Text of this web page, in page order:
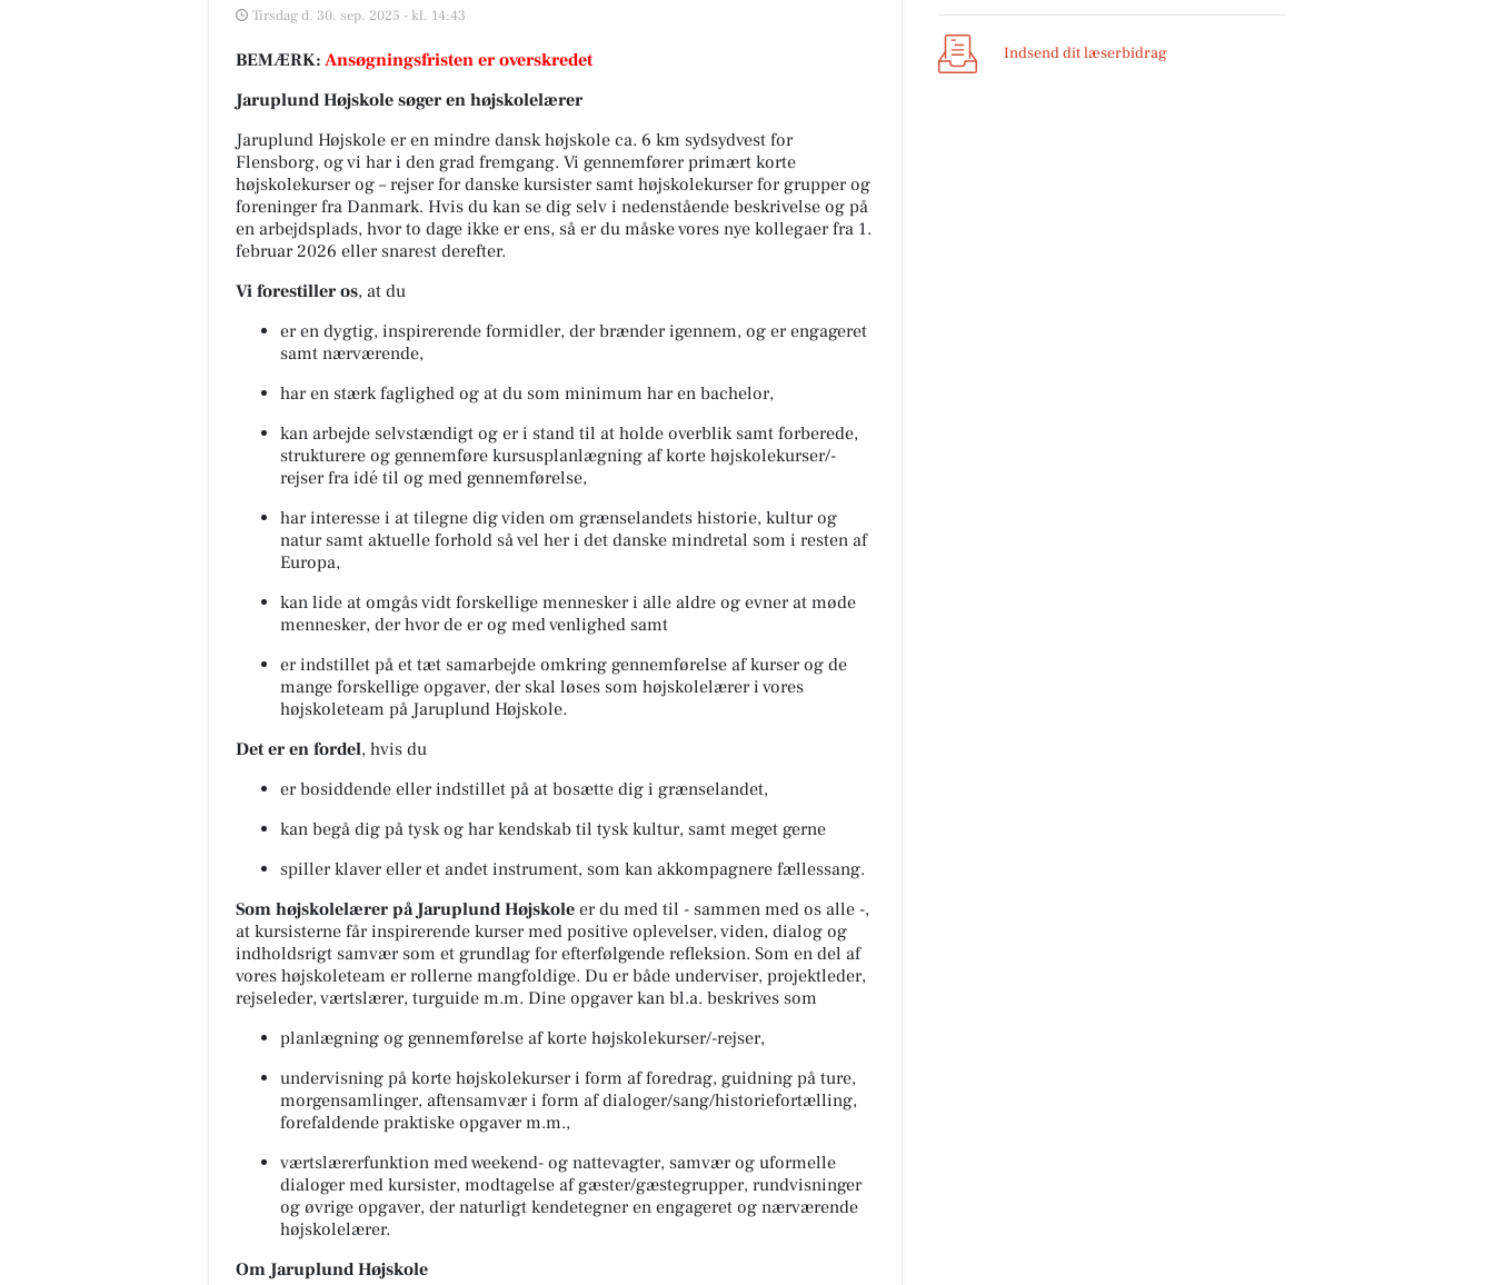
Tirsdag d. 30. sep. 2025 - kl. 14:43
BEMÆRK: Ansøgningsfristen er overskredet
Jaruplund Højskole søger en højskolelærer
Jaruplund Højskole er en mindre dansk højskole ca. 6 km sydsydvest for
Flensborg, og vi har i den grad fremgang. Vi gennemfører primært korte
højskolekurser og – rejser for danske kursister samt højskolekurser for grupper og
foreninger fra Danmark. Hvis du kan se dig selv i nedenstående beskrivelse og på
en arbejdsplads, hvor to dage ikke er ens, så er du måske vores nye kollegaer fra 1.
februar 2026 eller snarest derefter.
Vi forestiller os, at du
er en dygtig, inspirerende formidler, der brænder igennem, og er engageret
samt nærværende,
har en stærk faglighed og at du som minimum har en bachelor,
kan arbejde selvstændigt og er i stand til at holde overblik samt forberede,
strukturere og gennemføre kursusplanlægning af korte højskolekurser/-
rejser fra idé til og med gennemførelse,
har interesse i at tilegne dig viden om grænselandets historie, kultur og
natur samt aktuelle forhold så vel her i det danske mindretal som i resten af
Europa,
kan lide at omgås vidt forskellige mennesker i alle aldre og evner at møde
mennesker, der hvor de er og med venlighed samt
er indstillet på et tæt samarbejde omkring gennemførelse af kurser og de
mange forskellige opgaver, der skal løses som højskolelærer i vores
højskoleteam på Jaruplund Højskole.
Det er en fordel, hvis du
er bosiddende eller indstillet på at bosætte dig i grænselandet,
kan begå dig på tysk og har kendskab til tysk kultur, samt meget gerne
spiller klaver eller et andet instrument, som kan akkompagnere fællessang.
Som højskolelærer på Jaruplund Højskole er du med til - sammen med os alle -,
at kursisterne får inspirerende kurser med positive oplevelser, viden, dialog og
indholdsrigt samvær som et grundlag for efterfølgende refleksion. Som en del af
vores højskoleteam er rollerne mangfoldige. Du er både underviser, projektleder,
rejseleder, værtslærer, turguide m.m. Dine opgaver kan bl.a. beskrives som
planlægning og gennemførelse af korte højskolekurser/-rejser,
undervisning på korte højskolekurser i form af foredrag, guidning på ture,
morgensamlinger, aftensamvær i form af dialoger/sang/historiefortælling,
forefaldende praktiske opgaver m.m.,
værtslærerfunktion med weekend- og nattevagter, samvær og uformelle
dialoger med kursister, modtagelse af gæster/gæstegrupper, rundvisninger
og øvrige opgaver, der naturligt kendetegner en engageret og nærværende
højskolelærer.
Om Jaruplund Højskole
Indsend dit læserbidrag